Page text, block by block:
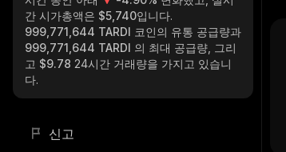
간 시가총액은 $5,740입니다.
999,771,644 TARDI 코인의 유통 공급량과
999,771,644 TARDI 의 최대 공급량, 그리
고 $9.78 24시간 거래량을 가지고 있습니
다.
신고